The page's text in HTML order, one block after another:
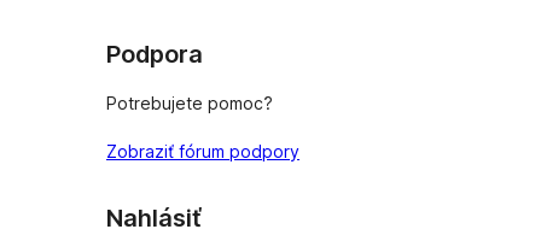
Podpora
Potrebujete pomoc?
Zobraziť fórum podpory
Nahlásiť